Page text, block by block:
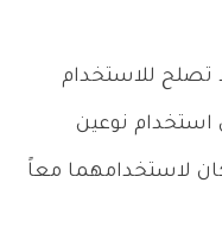
تصلح للاستخدام
نوعين
لاستخدامهما معاً